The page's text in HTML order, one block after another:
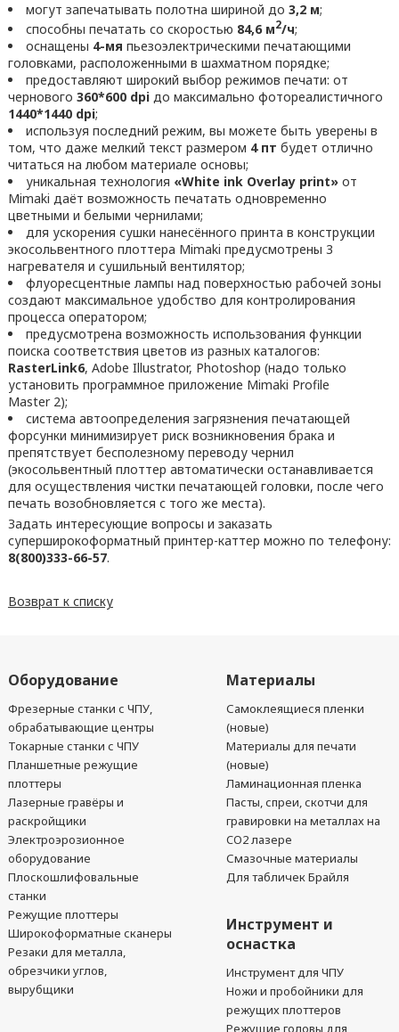
могут запечатывать полотна шириной до 3,2 м;
способны печатать со скоростью 84,6 м2/ч;
оснащены 4-мя пьезоэлектрическими печатающими
головками, расположенными в шахматном порядке;
предоставляют широкий выбор режимов печати: от
чернового 360*600 dpiдо максимально фотореалистичного
1440*1440 dpi;
используя последний режим, вы можете быть уверены в
том, что даже мелкий текст размером 4 пт будет отлично
читаться на любом материале основы;
уникальная технология «White ink Overlay print»от
Mimaki даёт возможность печатать одновременно
цветными и белыми чернилами;
для ускорения сушки нанесённого принта в конструкции
экосольвентного плоттера Mimaki предусмотрены 3
нагревателя и сушильный вентилятор;
флуоресцентные лампы над поверхностью рабочей зоны
создают максимальное удобство для контролирования
процесса оператором;
предусмотрена возможность использования функции
поиска соответствия цветов из разных каталогов:
RasterLink6, Adobe Illustrator, Photoshop (надо только
установить программное приложение Mimaki Profile
Master 2);
система автоопределения загрязнения печатающей
форсунки минимизирует риск возникновения брака и
препятствует бесполезному переводу чернил
(экосольвентный плоттер автоматически останавливается
для осуществления чистки печатающей головки, после чего
печать возобновляется с того же места).
Задать интересующие вопросы и заказать
суперширокоформатный принтер-каттер можно по телефону:
8(800)333-66-57.
Возврат к списку
Оборудование
Фрезерные станки с ЧПУ,
обрабатывающие центры
Токарные станки с ЧПУ
Планшетные режущие
плоттеры
Лазерные гравёры и
раскройщики
Электроэрозионное
оборудование
Плоскошлифовальные
станки
Режущие плоттеры
Широкоформатные сканеры
Резаки для металла,
обрезчики углов,
вырубщики
Материалы
Самоклеящиеся пленки
(новые)
Материалы для печати
(новые)
Ламинационная пленка
Пасты, спреи, скотчи для
гравировки на металлах на
CO2 лазере
Смазочные материалы
Для табличек Брайля
Инструмент и
оснастка
Инструмент для ЧПУ
Ножи и пробойники для
режущих плоттеров
Режущие головы для